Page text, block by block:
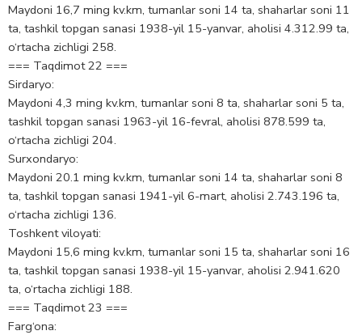
Maydoni 16,7 ming kv.km, tumanlar soni 14 ta, shaharlar soni 11
ta, tashkil topgan sanasi 1938-yil 15-yanvar, aholisi 4.312.99 ta,
o‘rtacha zichligi 258.
=== Taqdimot 22 ===
Sirdaryo:
Maydoni 4,3 ming kv.km, tumanlar soni 8 ta, shaharlar soni 5 ta,
tashkil topgan sanasi 1963-yil 16-fevral, aholisi 878.599 ta,
o‘rtacha zichligi 204.
Surxondaryo:
Maydoni 20.1 ming kv.km, tumanlar soni 14 ta, shaharlar soni 8
ta, tashkil topgan sanasi 1941-yil 6-mart, aholisi 2.743.196 ta,
o‘rtacha zichligi 136.
Toshkent viloyati:
Maydoni 15,6 ming kv.km, tumanlar soni 15 ta, shaharlar soni 16
ta, tashkil topgan sanasi 1938-yil 15-yanvar, aholisi 2.941.620
ta, o‘rtacha zichligi 188.
=== Taqdimot 23 ===
Farg‘ona: